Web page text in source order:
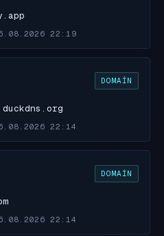
22:19
DOMAIN
22:14
DOMAIN
22:14